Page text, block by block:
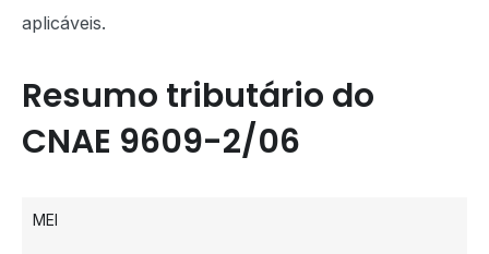
aplicáveis.
Resumo tributário do
CNAE 9609-2/06
MEI